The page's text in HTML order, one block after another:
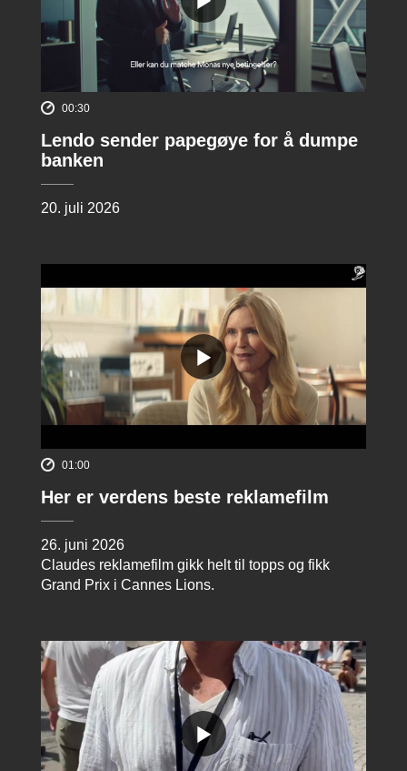
00:30
Lendo sender papegøye for å dumpe
banken
20. juli 2026
01:00
Her er verdens beste reklamefilm
26. juni 2026
Claudes reklamefilm gikk helt til topps og fikk
Grand Prix i Cannes Lions.